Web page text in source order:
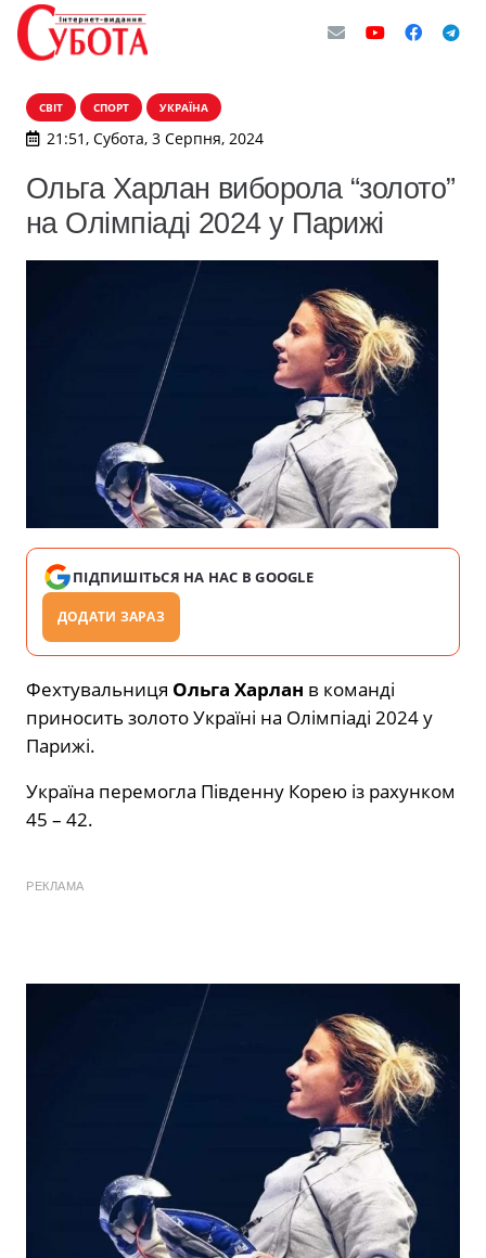
СВІТ СПОРТ УКРАЇНА
21:51, Субота, 3 Серпня, 2024
Ольга Харлан виборола “золото”
на Олімпіаді 2024 у Парижі
ПІДПИШІТЬСЯ НА НАС В GOOGLE
ДОДАТИ ЗАРАЗ
Фехтувальниця Ольга Харлан в команді
приносить золото Україні на Олімпіаді 2024 у
Парижі.
Україна перемогла Південну Корею із рахунком
45 – 42.
РЕКЛАМА